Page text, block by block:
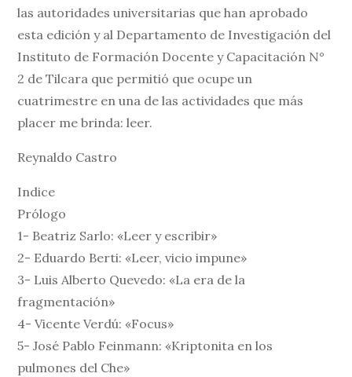
las autoridades universitarias que han aprobado
esta edición y al Departamento de Investigación del
Instituto de Formación Docente y Capacitación N°
2 de Tilcara que permitió que ocupe un
cuatrimestre en una de las actividades que más
placer me brinda: leer.
Reynaldo Castro
Indice
Prólogo
1- Beatriz Sarlo: «Leer y escribir»
2- Eduardo Berti: «Leer, vicio impune»
3- Luis Alberto Quevedo: «La era de la
fragmentación»
4- Vicente Verdú: «Focus»
5- José Pablo Feinmann: «Kriptonita en los
pulmones del Che»